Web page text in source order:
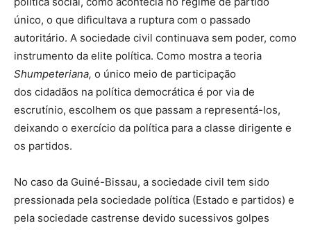
único, o que dificultava a ruptura com o passado
autoritário. A sociedade civil continuava sem poder, como
instrumento da elite política. Como mostra a teoria
Shumpeteriana, o único meio de participação
dos cidadãos na política democrática é por via de
escrutínio, escolhem os que passam a representá-los,
deixando o exercício da política para a classe dirigente e
os partidos.
No caso da Guiné-Bissau, a sociedade civil tem sido
pressionada pela sociedade política (Estado e partidos) e
pela sociedade castrense devido sucessivos golpes